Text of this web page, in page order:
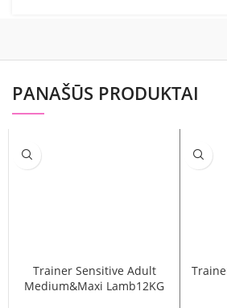
PANAŠŪS PRODUKTAI
Trainer Sensitive Adult
Medium&Maxi Lamb12KG